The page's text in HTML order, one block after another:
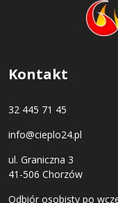
Kontakt
32 445 71 45
info@cieplo24.pl
ul. Graniczna 3
41-506 Chorzów
Odbiór osobisty po